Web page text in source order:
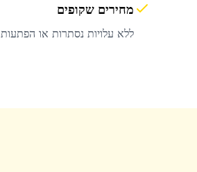
מחירים שקופים
ללא עלויות נסתרות או הפתעות